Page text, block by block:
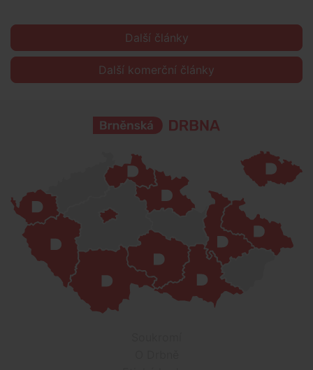
Další články
Další komerční články